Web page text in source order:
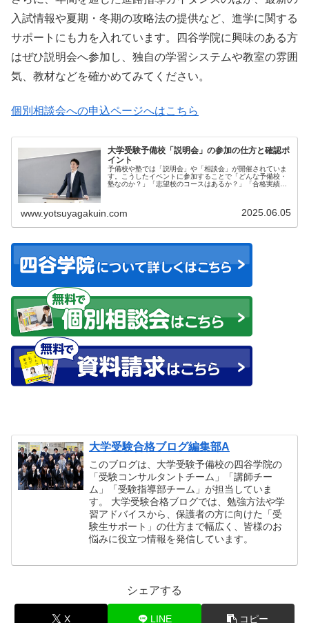
入試情報や夏期・冬期の攻略法の提供など、進学に関する
サポートにも力を入れています。四谷学院に興味のある方
はぜひ説明会へ参加し、独自の学習システムや教室の雰囲
気、教材などを確かめてみてください。
個別相談会への申込ページへはこちら
大学受験予備校「説明会」の参加の仕方と確認ポ
イント
予備校や塾では「説明会」や「相談会」が開催されていま
す。こうしたイベントに参加することで「どんな予備校・
塾なのか？」「志望校のコースはあるか？」「合格実績は
www.yotsuyagakuin.com 2025.06.05
大学受験合格ブログ編集部A
このブログは、大学受験予備校の四谷学院の
「受験コンサルタントチーム」「講師チー
ム」「受験指導部チーム」が担当していま
す。 大学受験合格ブログでは、勉強方法や学
習アドバイスから、保護者の方に向けた「受
験生サポート」の仕方まで幅広く、皆様のお
悩みに役立つ情報を発信しています。
シェアする
X LINE コピー